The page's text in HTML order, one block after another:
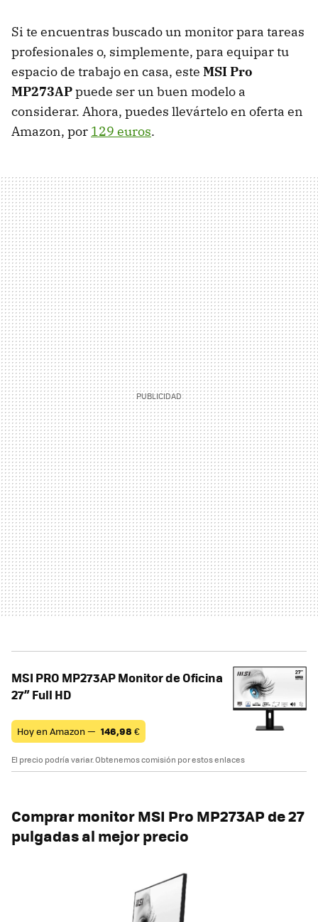
Si te encuentras buscado un monitor para tareas
profesionales o, simplemente, para equipar tu
espacio de trabajo en casa, este MSI Pro
MP273APpuede ser un buen modelo a
considerar. Ahora, puedes llevártelo en oferta en
Amazon, por 129 euros.
MSI PRO MP273AP Monitor de Oficina
27” Full HD
Hoy en Amazon — 146,98 €
El precio podría variar. Obtenemos comisión por estos enlaces
Comprar monitorMSI Pro MP273AP de 27
pulgadas al mejor precio